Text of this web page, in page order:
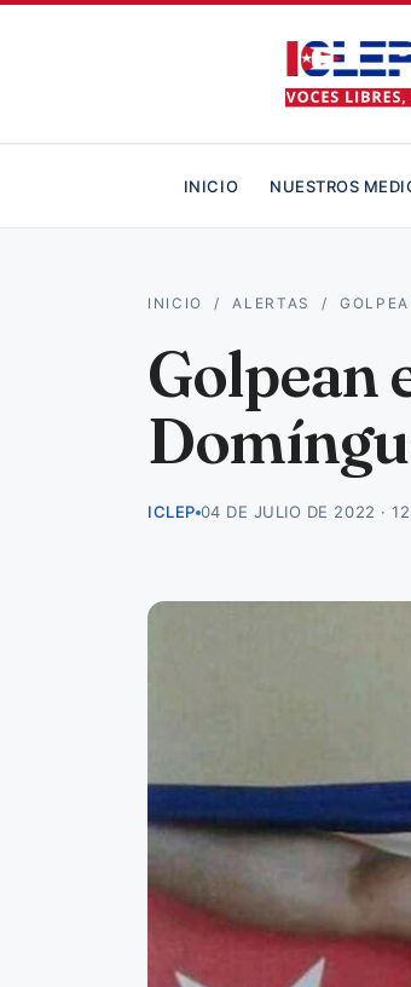
INICIO NUESTROS
INICIO /ALERTAS /
Golpean
ICLEP 04 DE JULIO DE 2022 ·